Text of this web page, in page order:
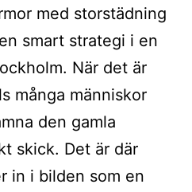
med storstädning
smart strategi i en
När det är
många människor
den gamla
skick. Det är där
in i bilden som en